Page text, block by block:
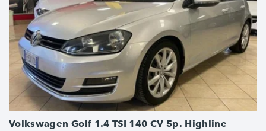
Volkswagen Golf 1.4 TSI 140 CV 5p. Highline